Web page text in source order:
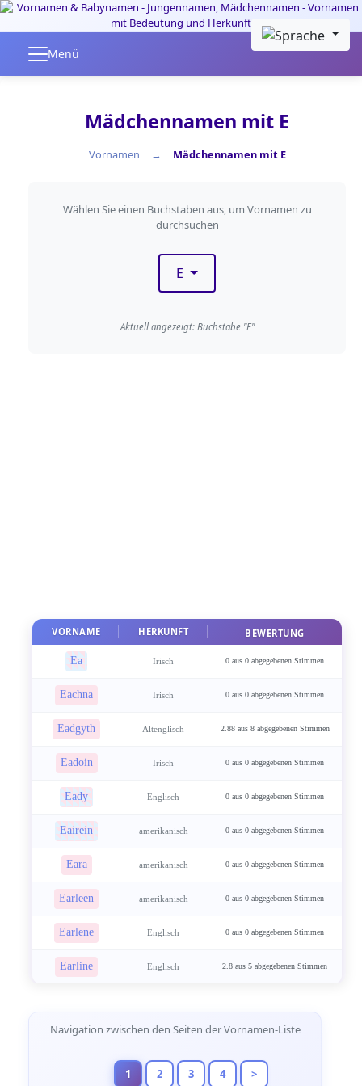
Skip to main content
Menü
Mädchennamen mit E
Vornamen Mädchennamen mit E
Nach Anfangsbuchstaben
Wählen Sie einen Buchstaben aus, um Vornamen zu
durchsuchen
E
Aktuell angezeigt: Buchstabe "E"
VORNAME HERKUNFT BEWERTUNG
Ea Irisch 0 aus 0 abgegebenen Stimmen
Eachna Irisch 0 aus 0 abgegebenen Stimmen
Eadgyth Altenglisch 2.88 aus 8 abgegebenen Stimmen
Eadoin Irisch 0 aus 0 abgegebenen Stimmen
Eady Englisch 0 aus 0 abgegebenen Stimmen
Eairein amerikanisch 0 aus 0 abgegebenen Stimmen
Eara amerikanisch 0 aus 0 abgegebenen Stimmen
Earleen amerikanisch 0 aus 0 abgegebenen Stimmen
Earlene Englisch 0 aus 0 abgegebenen Stimmen
Earline Englisch 2.8 aus 5 abgegebenen Stimmen
Seitennavigation
Navigation zwischen den Seiten der Vornamen-Liste
1 2 3 4 >